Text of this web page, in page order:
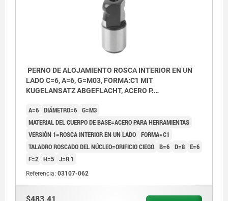
perforación de pasada
PERNO DE ALOJAMIENTO ROSCA INTERIOR EN UN
LADO C=6, A=6, G=M03, FORMA:C1 MIT
KUGELANSATZ ABGEFLACHT, ACERO P.
A=6 DIÁMETRO=6 G=M3
MATERIAL DEL CUERPO DE BASE=ACERO PARA HERRAMIENTAS
VERSIÓN 1=ROSCA INTERIOR EN UN LADO FORMA=C1
TALADRO ROSCADO DEL NÚCLEO=ORIFICIO CIEGO B=6 D=8 E=6
F=2 H=5 J=R 1
Referencia: 03107-062